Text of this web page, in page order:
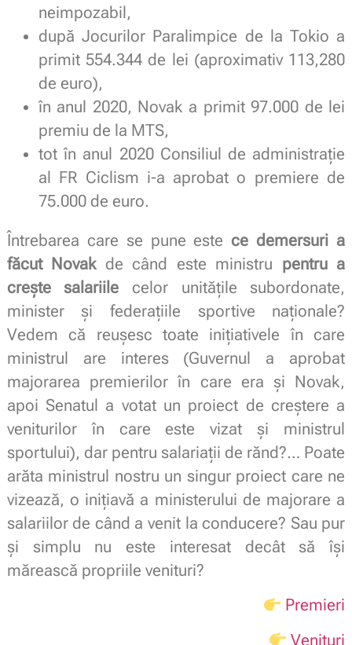
neimpozabil,
după Jocurilor Paralimpice de la Tokio a
primit 554.344 de lei (aproximativ 113,280
de euro),
în anul 2020, Novak a primit 97.000 de lei
premiu de la MTS,
tot în anul 2020 Consiliul de administrație
al FR Ciclism i-a aprobat o premiere de
75.000 de euro.
Întrebarea care se pune este ce demersuri a
făcut Novakde când este ministru pentru a
crește salariile celor unitățile subordonate,
minister și federațiile sportive naționale?
Vedem că reușesc toate inițiativele în care
ministrul are interes (Guvernul a aprobat
majorarea premierilor în care era și Novak,
apoi Senatul a votat un proiect de creștere a
veniturilor în care este vizat și ministrul
sportului), dar pentru salariații de rănd?… Poate
arăta ministrul nostru un singur proiect care ne
vizează, o inițiavă a ministerului de majorare a
salariilor de când a venit la conducere? Sau pur
și simplu nu este interesat decât să își
mărească propriile venituri?
Premieri
Venituri